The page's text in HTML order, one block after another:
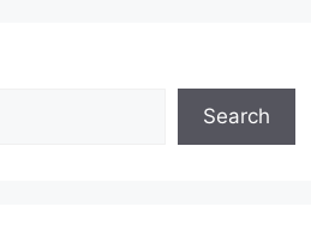
Search